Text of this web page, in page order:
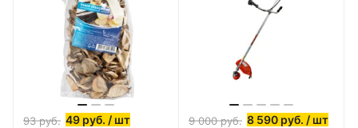
93руб. 49 руб. / шт
9 000руб. 8 590 руб. / шт